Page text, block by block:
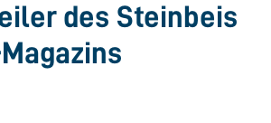
des Steinbeis